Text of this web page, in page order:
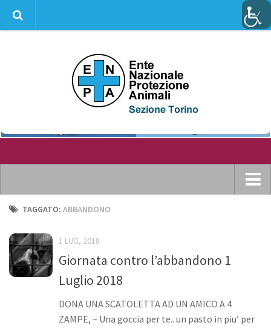
Home
Dove ci puoi trovare
Statuto
I volontari
TAGGATO: ABBANDONO
1 LUG, 2018
Giornata contro l’abbandono 1
Luglio 2018
DONA UNA SCATOLETTA AD UN AMICO A 4
ZAMPE, – Una goccia per te.. un pasto in piu’ per